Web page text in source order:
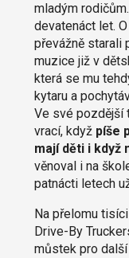
mladým
devatenáct let.
převážně starali
muzice již v
která se mu
kytaru a
Ve své pozdější
vrací, když píše
mají děti i když
věnoval i na
patnácti letech
Na přelomu
Drive-By
můstek pro